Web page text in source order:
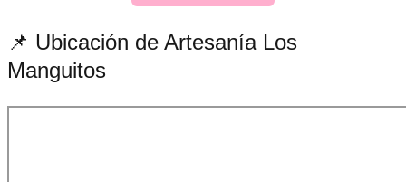
📌 Ubicación de Artesanía Los
Manguitos